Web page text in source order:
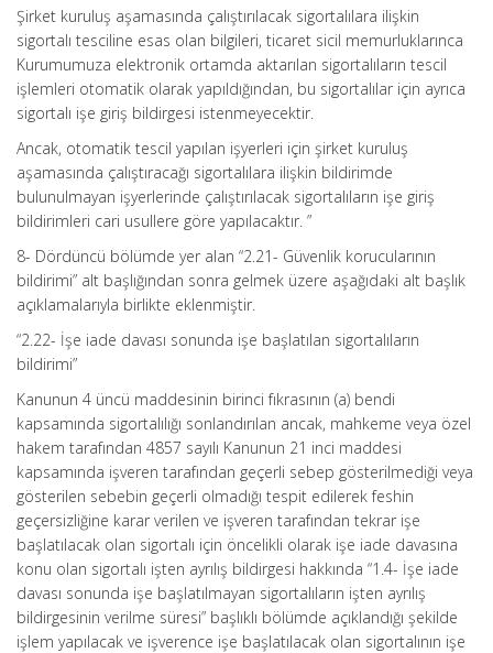
Şirket kuruluş aşamasında çalıştırılacak sigortalılara ilişkin
sigortalı tesciline esas olan bilgileri, ticaret sicil memurluklarınca
Kurumumuza elektronik ortamda aktarılan sigortalıların tescil
işlemleri otomatik olarak yapıldığından, bu sigortalılar için ayrıca
sigortalı işe giriş bildirgesi istenmeyecektir.
Ancak, otomatik tescil yapılan işyerleri için şirket kuruluş
aşamasında çalıştıracağı sigortalılara ilişkin bildirimde
bulunulmayan işyerlerinde çalıştırılacak sigortalıların işe giriş
bildirimleri cari usullere göre yapılacaktır. ”
8- Dördüncü bölümde yer alan “2.21- Güvenlik korucularının
bildirimi” alt başlığından sonra gelmek üzere aşağıdaki alt başlık
açıklamalarıyla birlikte eklenmiştir.
“2.22- İşe iade davası sonunda işe başlatılan sigortalıların
bildirimi”
Kanunun 4 üncü maddesinin birinci fıkrasının (a) bendi
kapsamında sigortalılığı sonlandırılan ancak, mahkeme veya özel
hakem tarafından 4857 sayılı Kanunun 21 inci maddesi
kapsamında işveren tarafından geçerli sebep gösterilmediği veya
gösterilen sebebin geçerli olmadığı tespit edilerek feshin
geçersizliğine karar verilen ve işveren tarafından tekrar işe
başlatılacak olan sigortalı için öncelikli olarak işe iade davasına
konu olan sigortalı işten ayrılış bildirgesi hakkında “1.4- İşe iade
davası sonunda işe başlatılmayan sigortalıların işten ayrılış
bildirgesinin verilme süresi” başlıklı bölümde açıklandığı şekilde
işlem yapılacak ve işverence işe başlatılacak olan sigortalının işe